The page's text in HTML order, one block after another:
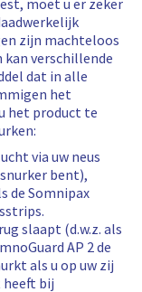
moet u er zeker
zijn machteloos
kan verschillende
dat in alle
het
het product te
via uw neus
bent),
de Somnipax
slaapt (d.w.z. als
AP 2 de
als u op uw zij
heeft bij